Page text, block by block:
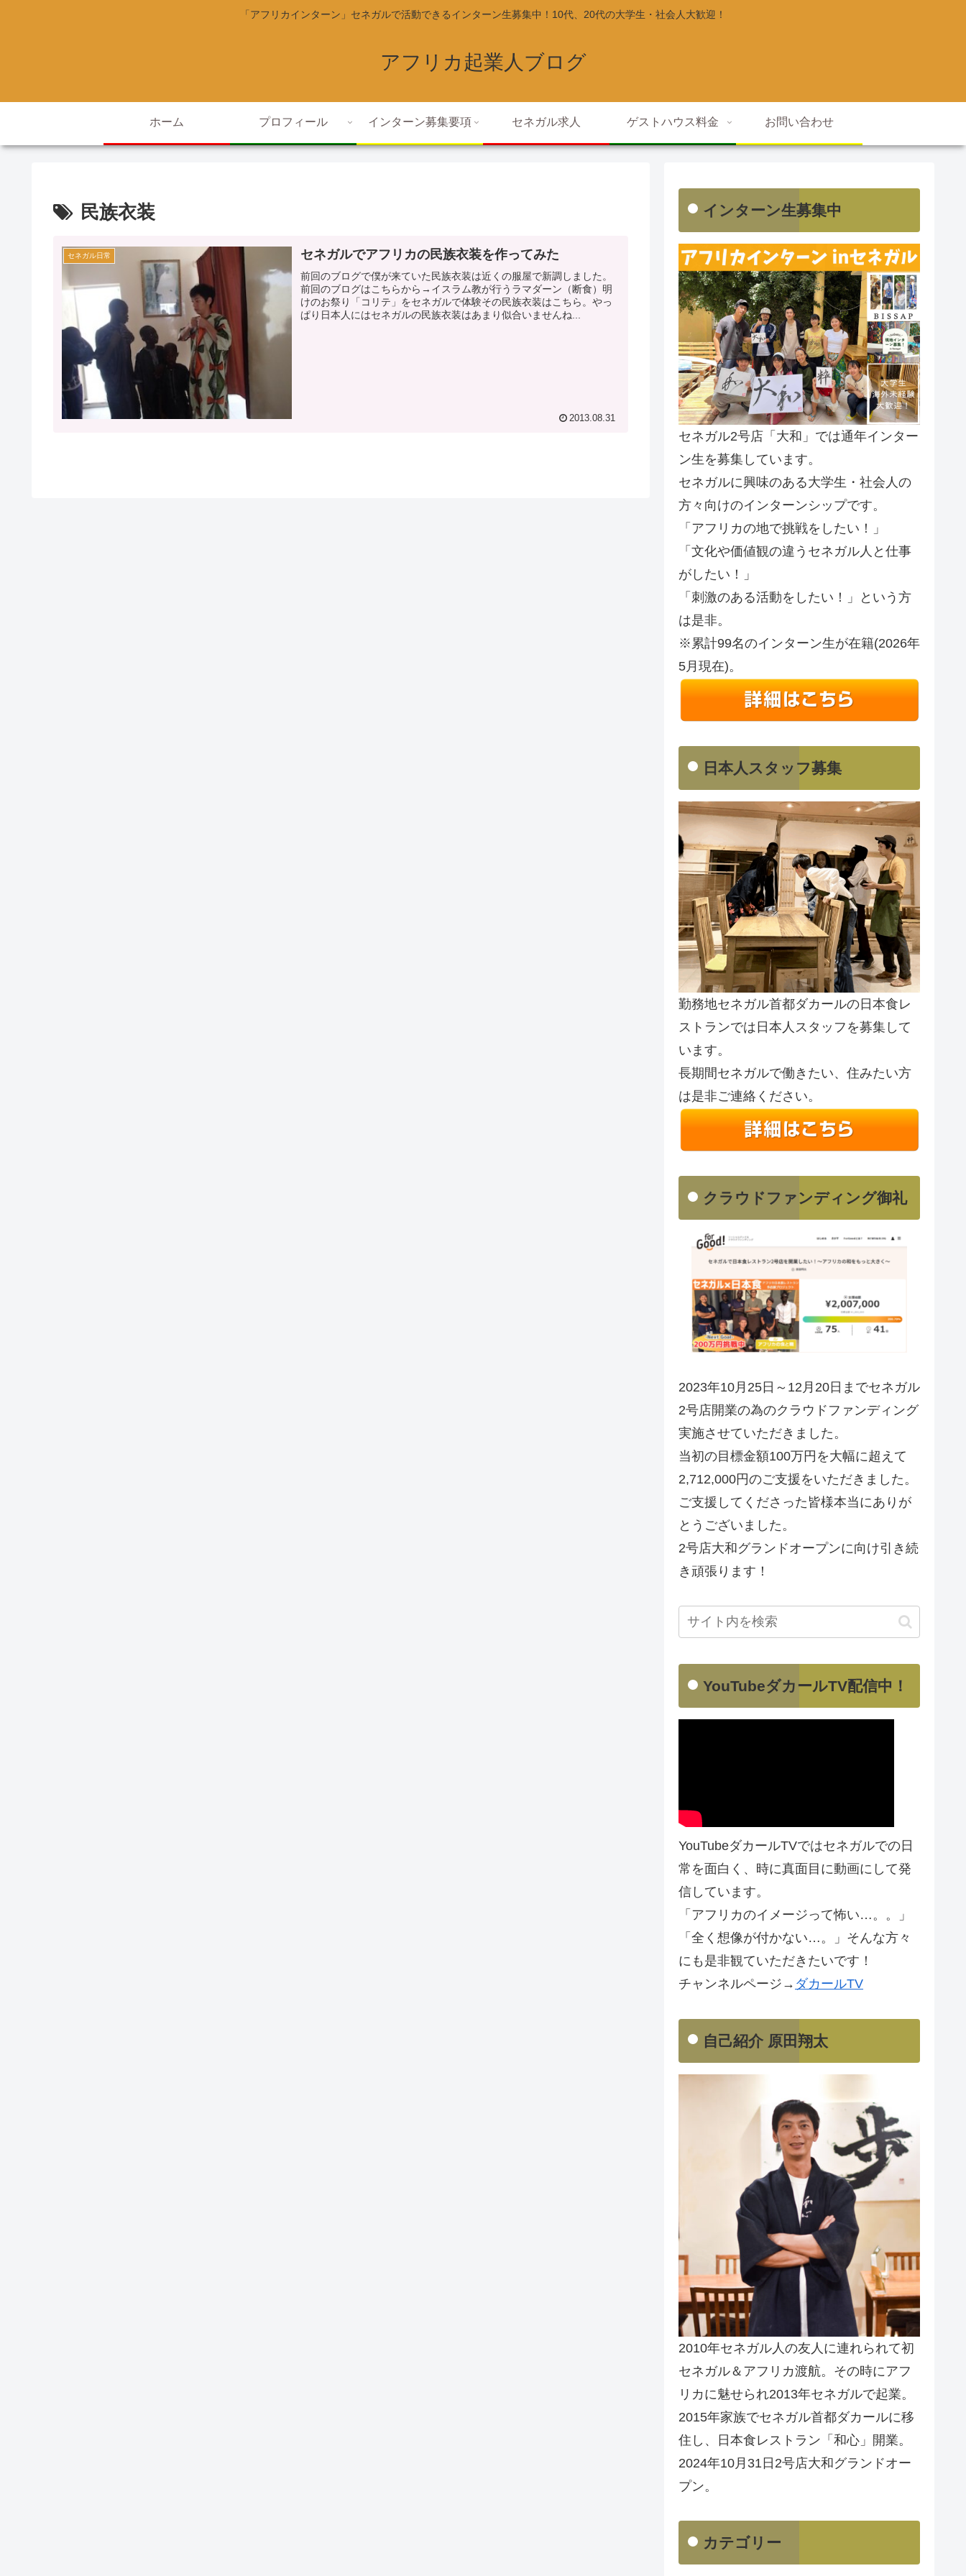
「アフリカインターン」セネガルで活動できるインターン生募集中！10代、20代の大学生・社会人大歓迎！
アフリカ起業人ブログ
ホーム プロフィール インターン募集要項 セネガル求人 ゲストハウス料金 お問い合わせ
民族衣装
セネガル日常 セネガルでアフリカの民族衣装を作ってみた
前回のブログで僕が来ていた民族衣装は近くの服屋で新調しました。
前回のブログはこちらから→イスラム教が行うラマダーン（断食）明
けのお祭り「コリテ」をセネガルで体験その民族衣装はこちら。やっ
ぱり日本人にはセネガルの民族衣装はあまり似合いませんね...
2013.08.31
インターン生募集中
セネガル2号店「大和」では通年インター
ン生を募集しています。
セネガルに興味のある大学生・社会人の
方々向けのインターンシップです。
「アフリカの地で挑戦をしたい！」
「文化や価値観の違うセネガル人と仕事
がしたい！」
「刺激のある活動をしたい！」という方
は是非。
※累計99名のインターン生が在籍(2026年
5月現在)。
日本人スタッフ募集
勤務地セネガル首都ダカールの日本食レ
ストランでは日本人スタッフを募集して
います。
長期間セネガルで働きたい、住みたい方
は是非ご連絡ください。
クラウドファンディング御礼
2023年10月25日～12月20日までセネガル
2号店開業の為のクラウドファンディング
実施させていただきました。
当初の目標金額100万円を大幅に超えて
2,712,000円のご支援をいただきました。
ご支援してくださった皆様本当にありが
とうございました。
2号店大和グランドオープンに向け引き続
き頑張ります！
YouTubeダカールTV配信中！
YouTubeダカールTVではセネガルでの日
常を面白く、時に真面目に動画にして発
信しています。
「アフリカのイメージって怖い…。。」
「全く想像が付かない…。」そんな方々
にも是非観ていただきたいです！
チャンネルページ→ ダカールTV
自己紹介 原田翔太
2010年セネガル人の友人に連れられて初
セネガル＆アフリカ渡航。その時にアフ
リカに魅せられ2013年セネガルで起業。
2015年家族でセネガル首都ダカールに移
住し、日本食レストラン「和心」開業。
2024年10月31日2号店大和グランドオー
プン。
カテゴリー